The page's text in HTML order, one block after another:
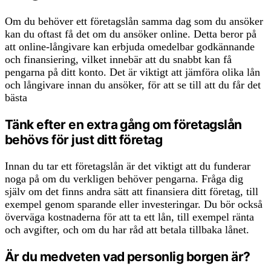
Om du behöver ett företagslån samma dag som du ansöker
kan du oftast få det om du ansöker online. Detta beror på
att online-långivare kan erbjuda omedelbar godkännande
och finansiering, vilket innebär att du snabbt kan få
pengarna på ditt konto. Det är viktigt att jämföra olika lån
och långivare innan du ansöker, för att se till att du får det
bästa
Tänk efter en extra gång om företagslån
behövs för just ditt företag
Innan du tar ett företagslån är det viktigt att du funderar
noga på om du verkligen behöver pengarna. Fråga dig
själv om det finns andra sätt att finansiera ditt företag, till
exempel genom sparande eller investeringar. Du bör också
överväga kostnaderna för att ta ett lån, till exempel ränta
och avgifter, och om du har råd att betala tillbaka lånet.
Är du medveten vad personlig borgen är?